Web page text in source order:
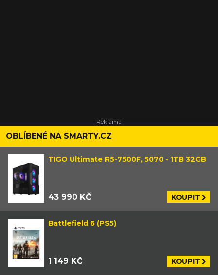
OBLÍBENÉ NA SMARTY.CZ
TIGO Ultimate R5-7500F, 5070 - 1TB 32GB
43 990 KČ KOUPIT
Battlefield 6 (PS5)
1 149 KČ KOUPIT